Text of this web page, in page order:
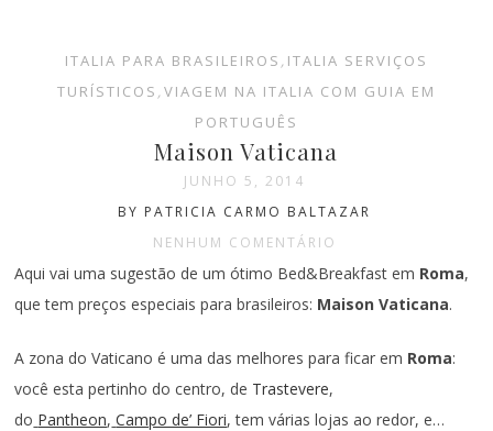
ITALIA PARA BRASILEIROS , ITALIA SERVIÇOS
TURÍSTICOS , VIAGEM NA ITALIA COM GUIA EM
PORTUGUÊS
Maison Vaticana
JUNHO 5, 2014
BY PATRICIA CARMO BALTAZAR
NENHUM COMENTÁRIO
Aqui vai uma sugestão de um ótimo Bed&Breakfast em Roma,
que tem preços especiais para brasileiros: Maison Vaticana.
A zona do Vaticano é uma das melhores para ficar em Roma:
você esta pertinho do centro, de Trastevere,
do Pantheon, Campo de’ Fiori, tem várias lojas ao redor, e…